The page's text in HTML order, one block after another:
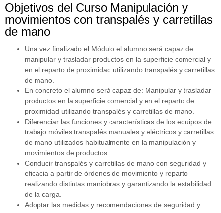
Objetivos del Curso Manipulación y
movimientos con transpalés y carretillas
de mano
Una vez finalizado el Módulo el alumno será capaz de
manipular y trasladar productos en la superficie comercial y
en el reparto de proximidad utilizando transpalés y carretillas
de mano.
En concreto el alumno será capaz de: Manipular y trasladar
productos en la superficie comercial y en el reparto de
proximidad utilizando transpalés y carretillas de mano.
Diferenciar las funciones y características de los equipos de
trabajo móviles transpalés manuales y eléctricos y carretillas
de mano utilizados habitualmente en la manipulación y
movimientos de productos.
Conducir transpalés y carretillas de mano con seguridad y
eficacia a partir de órdenes de movimiento y reparto
realizando distintas maniobras y garantizando la estabilidad
de la carga.
Adoptar las medidas y recomendaciones de seguridad y